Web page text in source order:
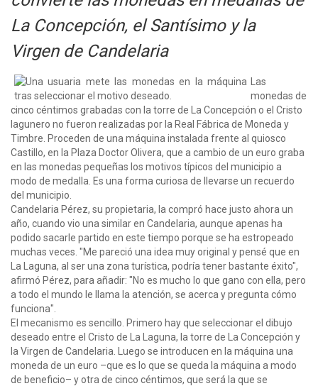
La Concepción, el Santísimo y la
Virgen de Candelaria
Las
monedas de
cinco céntimos grabadas con la torre de La Concepción o el Cristo
lagunero no fueron realizadas por la Real Fábrica de Moneda y
Timbre. Proceden de una máquina instalada frente al quiosco
Castillo, en la Plaza Doctor Olivera, que a cambio de un euro graba
en las monedas pequeñas los motivos típicos del municipio a
modo de medalla. Es una forma curiosa de llevarse un recuerdo
del municipio.
Candelaria Pérez, su propietaria, la compró hace justo ahora un
año, cuando vio una similar en Candelaria, aunque apenas ha
podido sacarle partido en este tiempo porque se ha estropeado
muchas veces. "Me pareció una idea muy original y pensé que en
La Laguna, al ser una zona turística, podría tener bastante éxito",
afirmó Pérez, para añadir: "No es mucho lo que gano con ella, pero
a todo el mundo le llama la atención, se acerca y pregunta cómo
funciona".
El mecanismo es sencillo. Primero hay que seleccionar el dibujo
deseado entre el Cristo de La Laguna, la torre de La Concepción y
la Virgen de Candelaria. Luego se introducen en la máquina una
moneda de un euro –que es lo que se queda la máquina a modo
de beneficio– y otra de cinco céntimos, que será la que se